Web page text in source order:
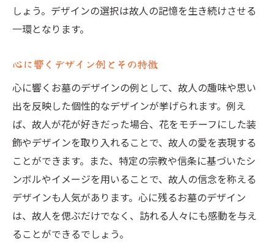
現代のライフスタイルに合ったデザイン
伝統的な美しさを保つための工夫
心に響くお墓のデザインがもたらす癒しの効果
癒しの空間を作るデザインのポイント
デザインが心理的に与える影響
自然と調和したデザインの癒し効果
心を落ち着かせるカラーリングの選び方
癒しをテーマにしたお墓のデザイン事例
家族の心を癒すデザインの工夫
しょう。デザインの選択は故人の記憶を生き続けさせる
一環となります。
心に響くデザイン例とその特徴
心に響くお墓のデザインの例として、故人の趣味や思い
出を反映した個性的なデザインが挙げられます。例え
ば、故人が花が好きだった場合、花をモチーフにした装
飾やデザインを取り入れることで、故人の愛を表現する
ことができます。また、特定の宗教や信条に基づいたシ
ンボルやイメージを用いることで、故人の信念を称える
デザインも人気があります。心に残るお墓のデザイン
は、故人を偲ぶだけでなく、訪れる人々にも感動を与え
ることができるでしょう。